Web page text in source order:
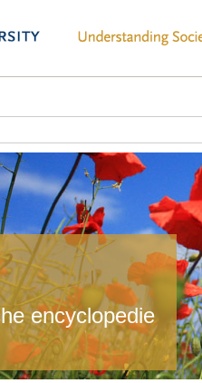
encyclopedie